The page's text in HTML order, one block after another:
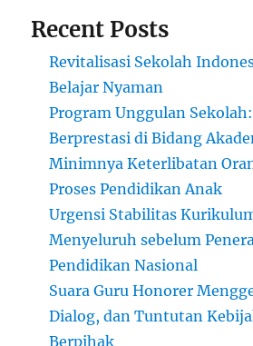
Recent Posts
Revitalisasi Sekolah
Belajar Nyaman
Program Unggulan
Berprestasi di Bidang
Minimnya Keterlibatan
Proses Pendidikan Anak
Urgensi Stabilitas
Menyeluruh sebelum
Pendidikan Nasional
Suara Guru Honorer
Dialog, dan Tuntutan
Berpihak